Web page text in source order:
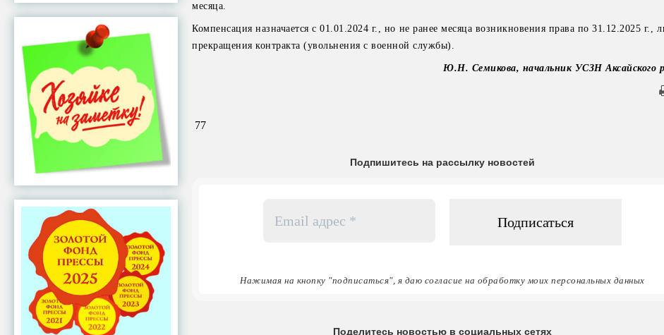
месяца.
Компенсация назначается с 01.01.2024 г., но не ранее месяца возникновения права по 31.12.2025 г.,
прекращения контракта (увольнения с военной службы).
Ю.Н. Семикова, начальник УСЗН Аксайского
77
Подпишитесь на рассылку новостей
адрес
Нажимая на кнопку "подписаться", я даю согласие на обработку моих персональных данных
Поделитесь новостью в социальных сетях